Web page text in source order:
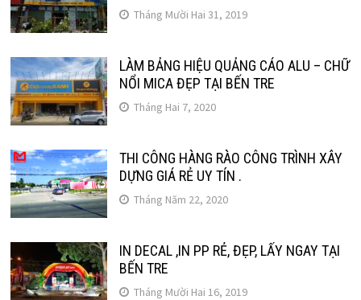
Tháng Mười Hai 31, 2019
LÀM BẢNG HIỆU QUẢNG CÁO ALU – CHỮ
NỔI MICA ĐẸP TẠI BẾN TRE
Tháng Hai 7, 2020
THI CÔNG HÀNG RÀO CÔNG TRÌNH XÂY
DỰNG GIÁ RẺ UY TÍN .
Tháng Năm 22, 2020
IN DECAL ,IN PP RẺ, ĐẸP, LẤY NGAY TẠI
BẾN TRE
Tháng Mười Hai 16, 2019